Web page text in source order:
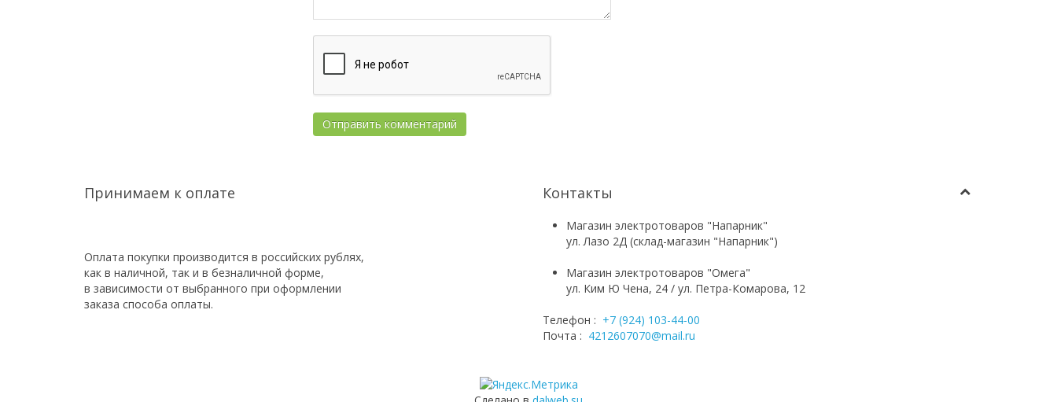
Принимаем к оплате
Оплата покупки производится в российских рублях,
как в наличной, так и в безналичной форме,
в зависимости от выбранного при оформлении
заказа способа оплаты.
Контакты
Магазин электротоваров "Напарник"
ул. Лазо 2Д (склад-магазин "Напарник")
Магазин электротоваров "Омега"
ул. Ким Ю Чена, 24 / ул. Петра-Комарова, 12
Телефон : +7 (924) 103-44-00
Почта : 4212607070@mail.ru